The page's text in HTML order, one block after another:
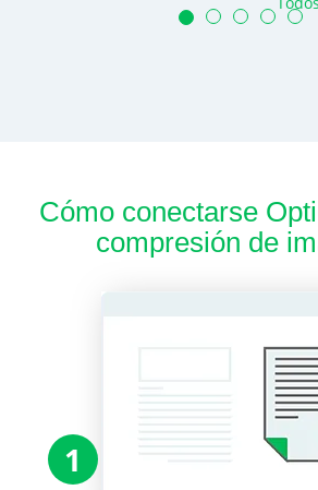
Cómo conectarse
compresión de
1